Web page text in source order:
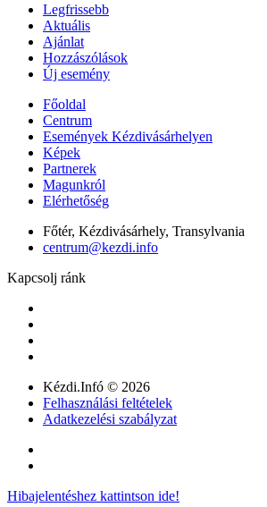
Legfrissebb
Aktuális
Ajánlat
Hozzászólások
Új esemény
Főoldal
Centrum
Események Kézdivásárhelyen
Képek
Partnerek
Magunkról
Elérhetőség
Főtér, Kézdivásárhely, Transylvania
centrum@kezdi.info
Kapcsolj ránk
Kézdi.Infó © 2026
Felhasználási feltételek
Adatkezelési szabályzat
Hibajelentéshez kattintson ide!